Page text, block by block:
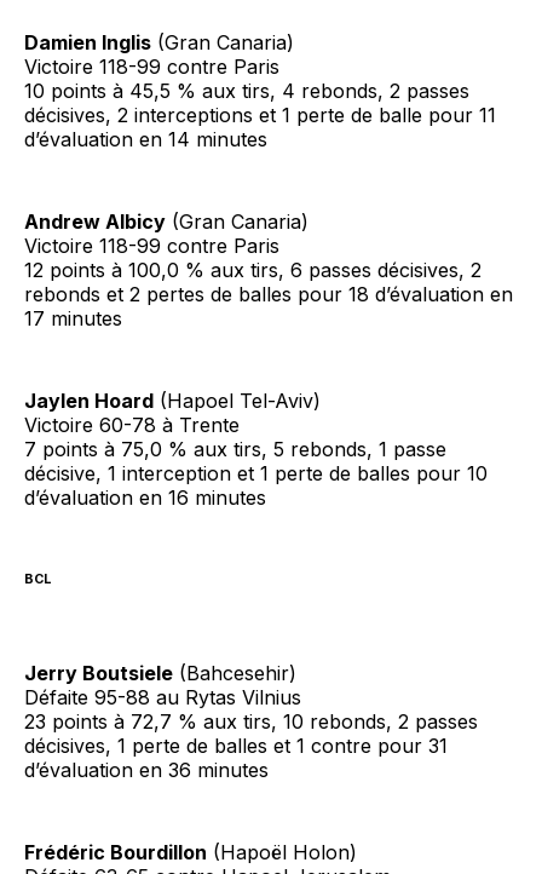
Damien Inglis (Gran Canaria)
Victoire 118-99 contre Paris
10 points à 45,5 % aux tirs, 4 rebonds, 2 passes
décisives, 2 interceptions et 1 perte de balle pour 11
d’évaluation en 14 minutes
Andrew Albicy (Gran Canaria)
Victoire 118-99 contre Paris
12 points à 100,0 % aux tirs, 6 passes décisives, 2
rebonds et 2 pertes de balles pour 18 d’évaluation en
17 minutes
Jaylen Hoard (Hapoel Tel-Aviv)
Victoire 60-78 à Trente
7 points à 75,0 % aux tirs, 5 rebonds, 1 passe
décisive, 1 interception et 1 perte de balles pour 10
d’évaluation en 16 minutes
BCL
Jerry Boutsiele (Bahcesehir)
Défaite 95-88 au Rytas Vilnius
23 points à 72,7 % aux tirs, 10 rebonds, 2 passes
décisives, 1 perte de balles et 1 contre pour 31
d’évaluation en 36 minutes
Frédéric Bourdillon (Hapoël Holon)